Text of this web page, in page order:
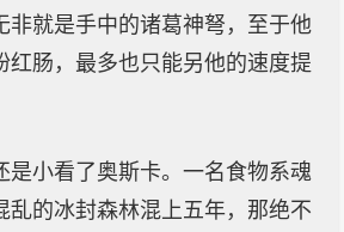
非就是手中的诸葛神弩，至于他
红肠，最多也只能另他的速度提
是小看了奥斯卡。一名食物系魂
乱的冰封森林混上五年，那绝不